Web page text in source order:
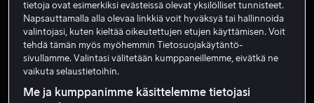
Tears of The Sun
6.6 Jännitys Toiminta
HD
tietoja ovat esimerkiksi evästeissä olevat yksilölliset tunnisteet.
Napsauttamalla alla olevaa linkkiä voit hyväksyä tai hallinnoida
valintojasi, kuten kieltää oikeutettujen etujen käyttämisen. Voit
tehdä tämän myös myöhemmin Tietosuojakäytäntö-
sivullamme. Valintasi välitetään kumppaneillemme, eivätkä ne
vaikuta selaustietoihin.
Me ja kumppanimme käsittelemme tietojasi